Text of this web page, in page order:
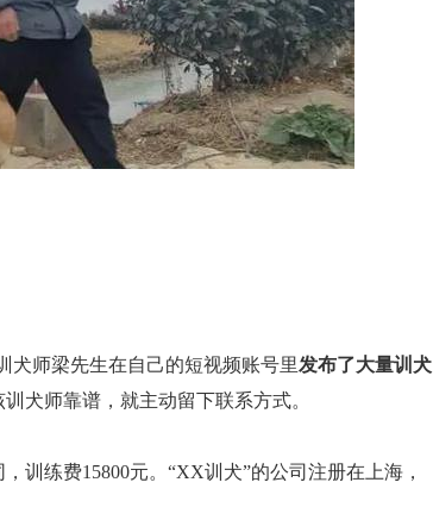
犬师梁先生在自己的短视频账号里发布了大量训犬
犬师靠谱，就主动留下联系方式。
训练费15800元。“XX训犬”的公司注册在上海，